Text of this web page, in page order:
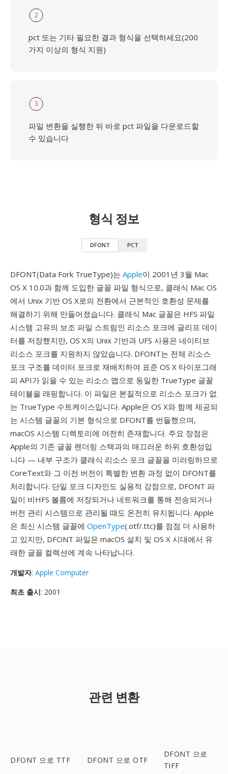
2
pct 또는 기타 필요한 결과 형식을 선택하세요(200
가지 이상의 형식 지원)
3
파일 변환을 실행한 뒤 바로 pct 파일을 다운로드할
수 있습니다
형식 정보
DFONT PCT
DFONT(Data Fork TrueType)는 Apple이 2001년 3월 Mac
OS X 10.0과 함께 도입한 글꼴 파일 형식으로, 클래식 Mac OS
에서 Unix 기반 OS X로의 전환에서 근본적인 호환성 문제를
해결하기 위해 만들어졌습니다. 클래식 Mac 글꼴은 HFS 파일
시스템 고유의 보조 파일 스트림인 리소스 포크에 글리프 데이
터를 저장했지만, OS X의 Unix 기반과 UFS 사용은 네이티브
리소스 포크를 지원하지 않았습니다. DFONT는 전체 리소스
포크 구조를 데이터 포크로 재배치하여 표준 OS X 타이포그래
피 API가 읽을 수 있는 리소스 맵으로 동일한 TrueType 글꼴
테이블을 래핑합니다. 이 파일은 본질적으로 리소스 포크가 없
는 TrueType 수트케이스입니다. Apple은 OS X와 함께 제공되
는 시스템 글꼴의 기본 형식으로 DFONT를 번들했으며,
macOS 시스템 디렉토리에 여전히 존재합니다. 주요 장점은
Apple의 기존 글꼴 렌더링 스택과의 매끄러운 하위 호환성입
니다 — 내부 구조가 클래식 리소스 포크 글꼴을 미러링하므로
CoreText와 그 이전 버전이 특별한 변환 과정 없이 DFONT를
처리합니다. 단일 포크 디자인도 실용적 강점으로, DFONT 파
일이 비HFS 볼륨에 저장되거나 네트워크를 통해 전송되거나
버전 관리 시스템으로 관리될 때도 온전히 유지됩니다. Apple
은 최신 시스템 글꼴에 OpenType(.otf/.ttc)를 점점 더 사용하
고 있지만, DFONT 파일은 macOS 설치 및 OS X 시대에서 유
래한 글꼴 컬렉션에 계속 나타납니다.
개발자: Apple Computer
최초 출시: 2001
관련 변환
DFONT 으로 TTF DFONT 으로 OTF
DFONT 으로
TIFF